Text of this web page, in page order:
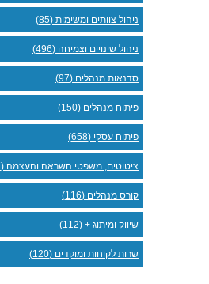
ניהול צוותים ומשימות (85)
ניהול שינויים וצמיחה (496)
סדנאות מנהלים (97)
פיתוח מנהלים (150)
פיתוח עסקי (658)
ציטוטים, משפטי השראה והעצמה (17)
קורס מנהלים (116)
שיווק ומיתוג + (112)
שרות לקוחות ומוקדים (120)